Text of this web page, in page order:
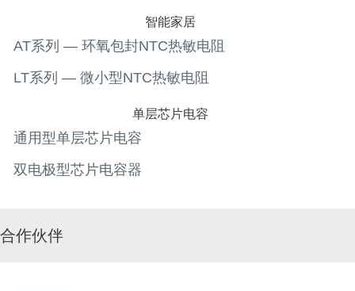
智能家居
AT系列 — 环氧包封NTC热敏电阻
LT系列 — 微小型NTC热敏电阻
单层芯片电容
通用型单层芯片电容
双电极型芯片电容器
合作伙伴